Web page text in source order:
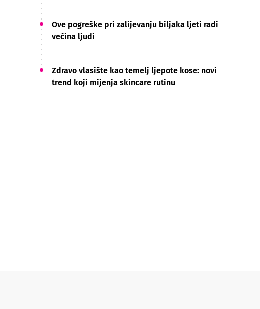
Ove pogreške pri zalijevanju biljaka ljeti radi
većina ljudi
Zdravo vlasište kao temelj ljepote kose: novi
trend koji mijenja skincare rutinu